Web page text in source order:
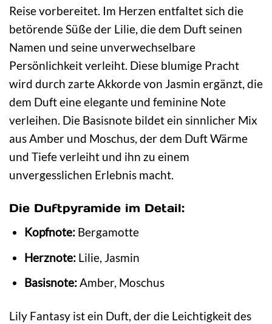
Reise vorbereitet. Im Herzen entfaltet sich die
betörende Süße der Lilie, die dem Duft seinen
Namen und seine unverwechselbare
Persönlichkeit verleiht. Diese blumige Pracht
wird durch zarte Akkorde von Jasmin ergänzt, die
dem Duft eine elegante und feminine Note
verleihen. Die Basisnote bildet ein sinnlicher Mix
aus Amber und Moschus, der dem Duft Wärme
und Tiefe verleiht und ihn zu einem
unvergesslichen Erlebnis macht.
Die Duftpyramide im Detail:
Kopfnote:Bergamotte
Herznote:Lilie, Jasmin
Basisnote:Amber, Moschus
Lily Fantasy ist ein Duft, der die Leichtigkeit des